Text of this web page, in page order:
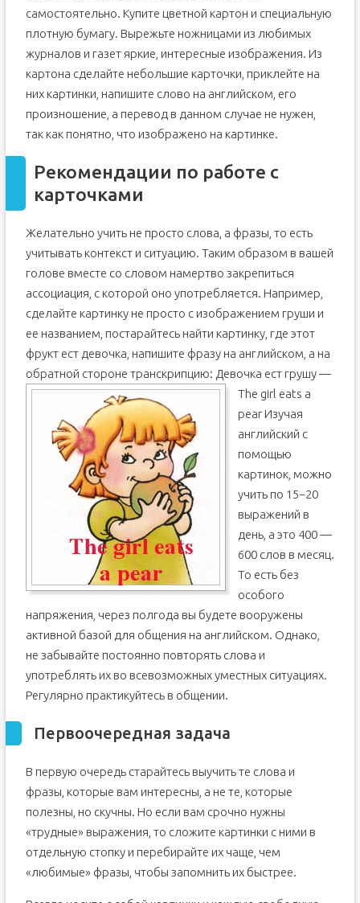
самостоятельно. Купите цветной картон и специальную
плотную бумагу. Вырежьте ножницами из любимых
журналов и газет яркие, интересные изображения. Из
картона сделайте небольшие карточки, приклейте на
них картинки, напишите слово на английском, его
произношение, а перевод в данном случае не нужен,
так как понятно, что изображено на картинке.
Рекомендации по работе с
карточками
Желательно учить не просто слова, а фразы, то есть
учитывать контекст и ситуацию. Таким образом в вашей
голове вместе со словом намертво закрепиться
ассоциация, с которой оно употребляется. Например,
сделайте картинку не просто с изображением груши и
ее названием, постарайтесь найти картинку, где этот
фрукт ест девочка, напишите фразу на английском, а на
обратной стороне транскрипцию: Девочка ест грушу —
The girl eats a
pear Изучая
английский с
помощью
картинок, можно
учить по 15−20
выражений в
день, а это 400 —
600 слов в месяц.
То есть без
особого
напряжения, через полгода вы будете вооружены
активной базой для общения на английском. Однако,
не забывайте постоянно повторять слова и
употреблять их во всевозможных уместных ситуациях.
Регулярно практикуйтесь в общении.
Первоочередная задача
В первую очередь старайтесь выучить те слова и
фразы, которые вам интересны, а не те, которые
полезны, но скучны. Но если вам срочно нужны
«трудные» выражения, то сложите картинки с ними в
отдельную стопку и перебирайте их чаще, чем
«любимые» фразы, чтобы запомнить их быстрее.